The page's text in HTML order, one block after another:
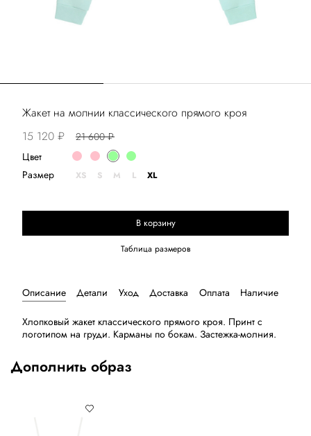
Жакет на молнии классического прямого кроя
15 120 ₽
21 600 ₽
Цвет
В корзину
Выберите размер
Таблица размеров
Размер XS S M L XL
Описание Детали Уход Доставка Оплата Наличие
Хлопковый жакет классического прямого кроя. Принт с
логотипом на груди. Карманы по бокам. Застежка-молния.
Дополнить образ